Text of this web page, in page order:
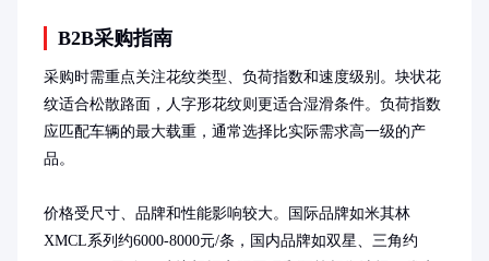
B2B采购指南
采购时需重点关注花纹类型、负荷指数和速度级别。块状花
纹适合松散路面，人字形花纹则更适合湿滑条件。负荷指数
应匹配车辆的最大载重，通常选择比实际需求高一级的产
品。
价格受尺寸、品牌和性能影响较大。国际品牌如米其林
XMCL系列约6000-8000元/条，国内品牌如双星、三角约